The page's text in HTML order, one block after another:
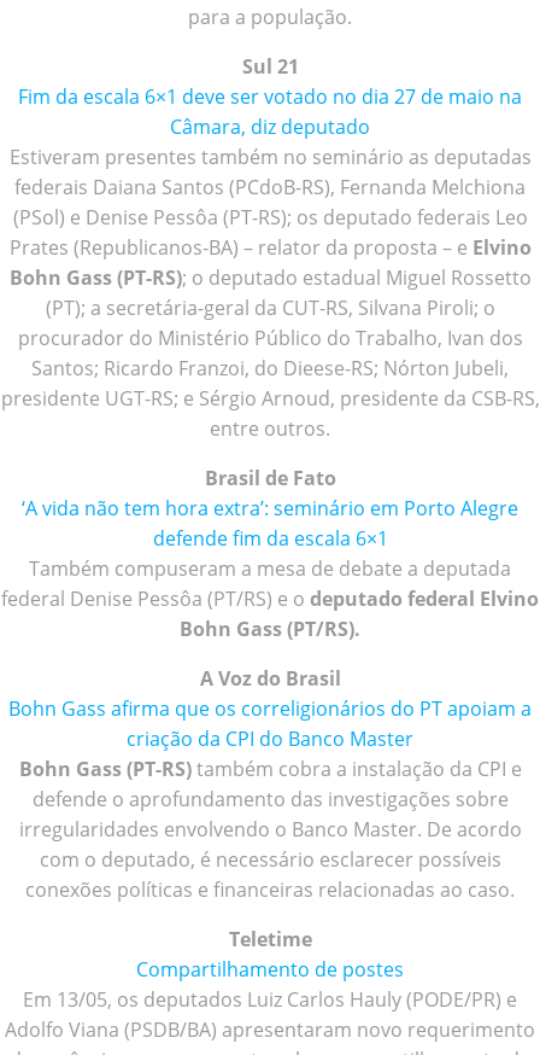
para a população.
Sul 21
Fim da escala 6×1 deve ser votado no dia 27 de maio na
Câmara, diz deputado
Estiveram presentes também no seminário as deputadas
federais Daiana Santos (PCdoB-RS), Fernanda Melchiona
(PSol) e Denise Pessôa (PT-RS); os deputado federais Leo
Prates (Republicanos-BA) – relator da proposta – e Elvino
Bohn Gass (PT-RS); o deputado estadual Miguel Rossetto
(PT); a secretária-geral da CUT-RS, Silvana Piroli; o
procurador do Ministério Público do Trabalho, Ivan dos
Santos; Ricardo Franzoi, do Dieese-RS; Nórton Jubeli,
presidente UGT-RS; e Sérgio Arnoud, presidente da CSB-RS,
entre outros.
Brasil de Fato
‘A vida não tem hora extra’: seminário em Porto Alegre
defende fim da escala 6×1
Também compuseram a mesa de debate a deputada
federal Denise Pessôa (PT/RS) e o deputado federal Elvino
Bohn Gass (PT/RS).
A Voz do Brasil
Bohn Gass afirma que os correligionários do PT apoiam a
criação da CPI do Banco Master
Bohn Gass (PT-RS)também cobra a instalação da CPI e
defende o aprofundamento das investigações sobre
irregularidades envolvendo o Banco Master. De acordo
com o deputado, é necessário esclarecer possíveis
conexões políticas e financeiras relacionadas ao caso.
Teletime
Compartilhamento de postes
Em 13/05, os deputados Luiz Carlos Hauly (PODE/PR) e
Adolfo Viana (PSDB/BA) apresentaram novo requerimento